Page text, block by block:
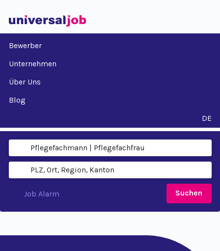
Bewerber
Unternehmen
Über Uns
Blog
DE
Suchen
Job Alarm